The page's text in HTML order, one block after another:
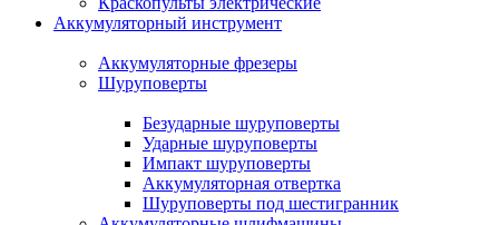
Аккумуляторный инструмент
Аккумуляторные фрезеры
Шуруповерты
Безударные шуруповерты
Ударные шуруповерты
Импакт шуруповерты
Аккумуляторная отвертка
Шуруповерты под шестигранник